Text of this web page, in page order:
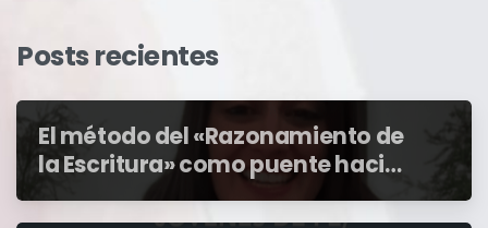
Posts recientes
El método del «Razonamiento de
la Escritura» como puente hacia
la paz